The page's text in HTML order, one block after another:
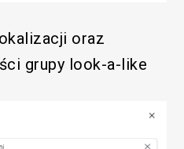
oraz
grupy look-a-like